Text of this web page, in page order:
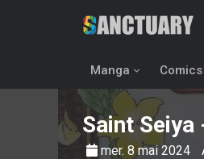
Manga Comics
Saint
mer. 8 mai 2024